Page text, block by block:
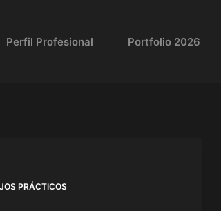
Perfil Profesional Portfolio 2026
PRÁCTICOS